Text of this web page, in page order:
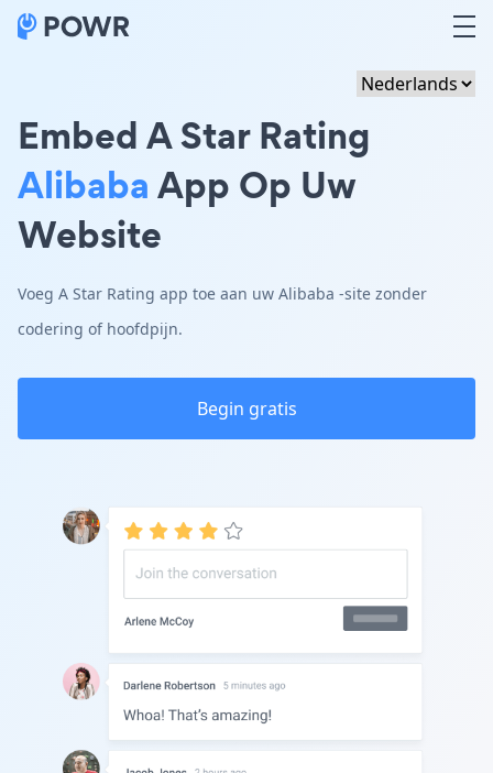
Embed A Star Rating
AlibabaApp Op Uw
Website
Voeg A Star Rating app toe aan uw Alibaba -site zonder
codering of hoofdpijn.
Begin gratis